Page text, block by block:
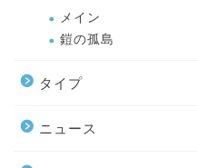
メイン
鎧の孤島
タイプ
ニュース